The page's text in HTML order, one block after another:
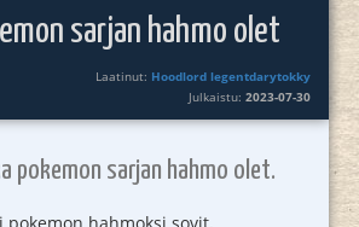
sarjan hahmo olet
Laatinut: Hoodlord legentdarytokky
Julkaistu:2023-07-30
pokemon sarjan hahmo olet.